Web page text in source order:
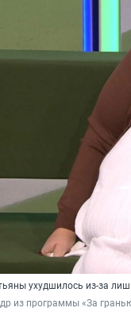
ухудшилось из-за
из программы «За